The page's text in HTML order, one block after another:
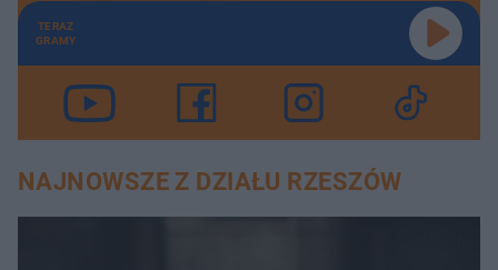
TERAZ
GRAMY
NAJNOWSZE Z DZIAŁU RZESZÓW